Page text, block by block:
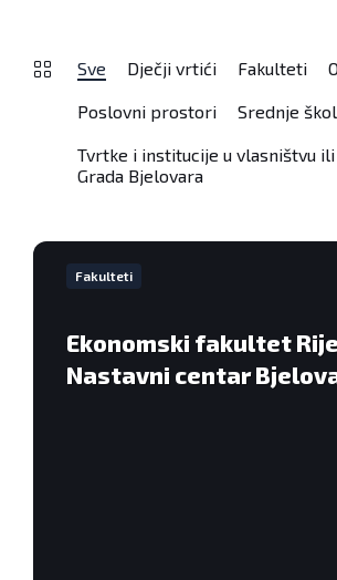
Sve Dječji vrtići Fakulteti
Poslovni prostori Srednje
Tvrtke i institucije u vlasništvu
Grada Bjelovara
Fakulteti
Ekonomski fakultet
Nastavni centar
VIše
informacija